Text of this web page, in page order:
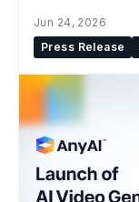
Jun 24, 2026
Press Release